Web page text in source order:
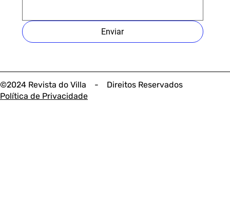
©2024 Revista do Villa - Direitos Reservados
Política de Privacidade
Enviar